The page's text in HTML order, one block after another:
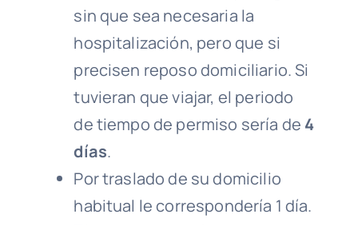
sin que sea necesaria la
hospitalización, pero que si
precisen reposo domiciliario. Si
tuvieran que viajar, el periodo
de tiempo de permiso sería de 4
días.
Por traslado de su domicilio
habitual le correspondería 1 día.